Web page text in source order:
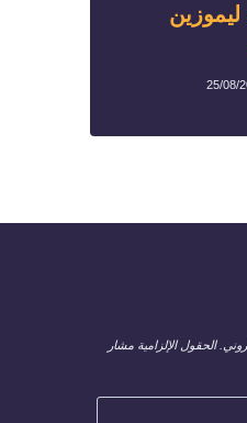
25/08/
الحقول الإلزامية مشار